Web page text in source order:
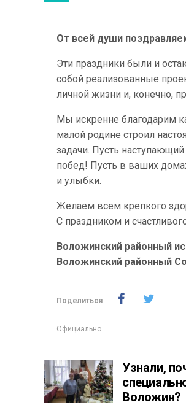
От всей души
Эти праздники были и
собой реализованные
личной жизни и, конечно,
Мы искренне благодарим
малой родине строил
задачи. Пусть
побед! Пусть в ваших
и улыбки.
Желаем всем крепкого
С праздником и
Воложинский районный
Воложинский районный
Поделиться
Официально
Узнали,
Воложин?